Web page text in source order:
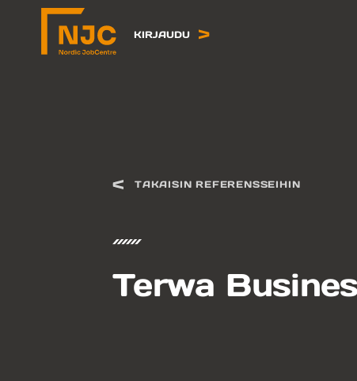
KIRJAUDU
TAKAISIN REFERENSSEIHIN
Terwa